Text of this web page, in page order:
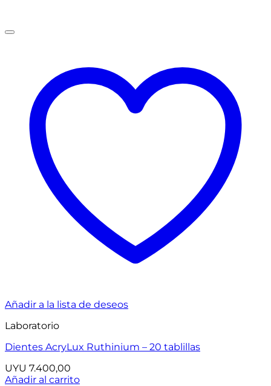
Añadir a la lista de deseos
Laboratorio
Dientes AcryLux Ruthinium – 20 tablillas
UYU 7.400,00
Añadir al carrito